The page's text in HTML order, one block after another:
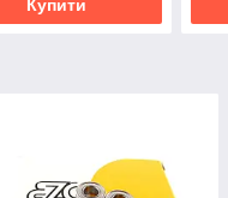
Купити